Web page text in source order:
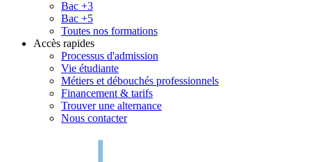
Bac +3
Bac +5
Toutes nos formations
Accès rapides
Processus d'admission
Vie étudiante
Métiers et débouchés professionnels
Financement & tarifs
Trouver une alternance
Nous contacter